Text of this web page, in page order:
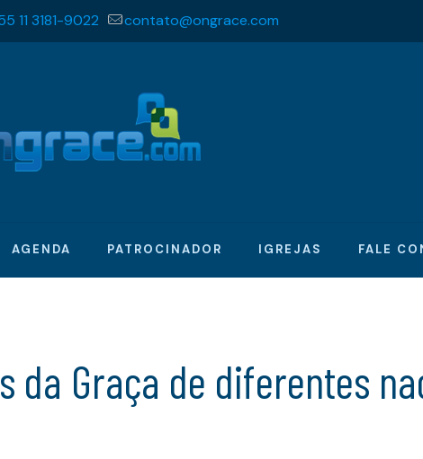
11 3181-9022 contato@ongrace.com
AGENDA PATROCINADOR IGREJAS FALE
da Graça de diferentes